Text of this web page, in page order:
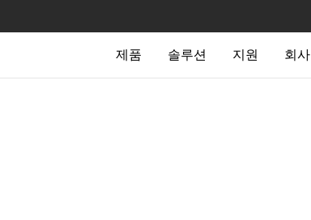
제품 솔루션 지원 회사